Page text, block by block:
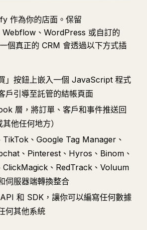
作為你的店面。保留
、WordPress 或自訂的
個真正的 CRM 會透過以下方式插
」按鈕上嵌入一個 JavaScript 程式
戶引導至託管的結帳頁面
層，將訂單、客戶和事件推送回
他任何地方）
TikTok、Google Tag Manager、
、Pinterest、Hyros、Binom、
ClickMagick、RedTrack、Voluum
伺服器端轉換整合
和 SDK，讓你可以編寫任何數據
何其他系統